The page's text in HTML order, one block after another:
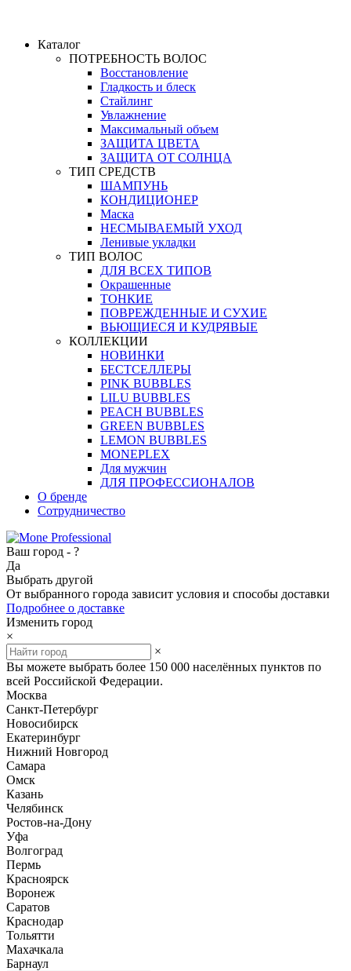
Каталог
ПОТРЕБНОСТЬ ВОЛОС
Восстановление
Гладкость и блеск
Стайлинг
Увлажнение
Максимальный объем
ЗАЩИТА ЦВЕТА
ЗАЩИТА ОТ СОЛНЦА
ТИП СРЕДСТВ
ШАМПУНЬ
КОНДИЦИОНЕР
Маска
НЕСМЫВАЕМЫЙ УХОД
Ленивые укладки
ТИП ВОЛОС
ДЛЯ ВСЕХ ТИПОВ
Окрашенные
ТОНКИЕ
ПОВРЕЖДЕННЫЕ И СУХИЕ
ВЬЮЩИЕСЯ И КУДРЯВЫЕ
КОЛЛЕКЦИИ
НОВИНКИ
БЕСТСЕЛЛЕРЫ
PINK BUBBLES
LILU BUBBLES
PEACH BUBBLES
GREEN BUBBLES
LEMON BUBBLES
MONEPLEX
Для мужчин
ДЛЯ ПРОФЕССИОНАЛОВ
О бренде
Сотрудничество
Ваш город - ?
Да
Выбрать другой
От выбранного города зависит условия и способы доставки
Подробнее о доставке
Изменить город
×
×
Вы можете выбрать более 150 000 населённых пунктов по
всей Российской Федерации.
Москва
Санкт-Петербург
Новосибирск
Екатеринбург
Нижний Новгород
Самара
Омск
Казань
Челябинск
Ростов-на-Дону
Уфа
Волгоград
Пермь
Красноярск
Воронеж
Саратов
Краснодар
Тольятти
Махачкала
Барнаул